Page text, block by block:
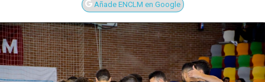
Añade ENCLM en Google